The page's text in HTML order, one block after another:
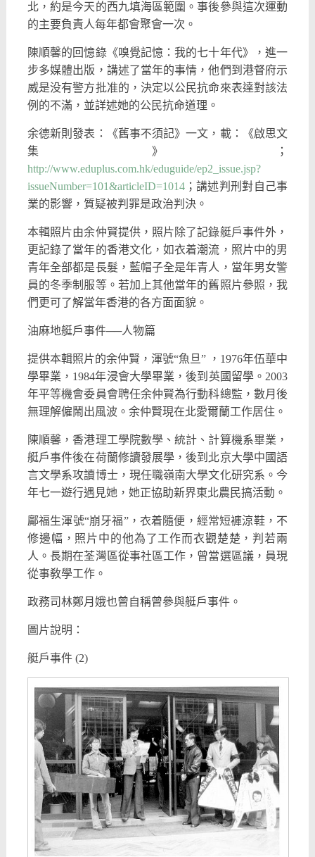
北，約是今天的西九填海區範圍。事後參與這次運動
的主要負責人每年都會聚會一次。
陳順馨的回憶錄《嗅覺記憶：我的七十年代》，進一
步多媒體出版，講述了當年的事情，他們到港督府示
威是没有警方批准的，決定以公民抗命來表達對該法
例的不滿，並詳述她的公民抗命道理。
余德新則發表：《舊事不須記》一文，載：《啟思文
集》；
http://www.eduplus.com.hk/eduguide/ep2_issue.jsp?
issueNumber=101&articleID=1014；講述判刑對自己事
業的影響，質疑被判罪是政治判決。
本輯照片由余仲賢提供，照片除了記錄艇戶事件外，
更記錄了當年的香港文化，如衣着潮流，照片中的男
青年全部都是長髮，藍帽子全是年青人，當年男女警
員的冬季制服等。若加上其他當年的舊照片參照，我
們更可了解當年香港的各方面面貌。
油麻地艇戶事件──人物篇
提供本輯照片的余仲賢，渾號“魚旦” ，1976年伍華中
學畢業，1984年浸會大學畢業，後到英國留學。2003
年平等機會委員會聘任余仲賢為行動科總監，數月後
無理解僱鬧出風波。余仲賢現在北愛爾蘭工作居住。
陳順馨，香港理工學院數學、統計、計算機系畢業，
艇戶事件後在荷蘭修讀發展學，後到北京大學中國語
言文學系攻讀博士，現任職嶺南大學文化研究系。今
年七一遊行遇見她，她正協助新界東北農民搞活動。
鄺福生渾號“崩牙福”，衣着隨便，經常短褲涼鞋，不
修邊幅，照片中的他為了工作而衣觀楚楚，判若兩
人。長期在荃灣區從事社區工作，曾當選區議，員現
從事敎學工作。
政務司林鄭月娥也曾自稱曾參與艇戶事件。
圖片說明：
艇戶事件 (2)